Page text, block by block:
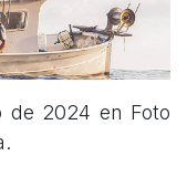
de 2024 en Foto